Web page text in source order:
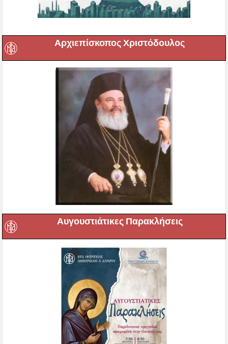
Αρχιεπίσκοπος Χριστόδουλος
Αυγουστιάτικες Παρακλήσεις